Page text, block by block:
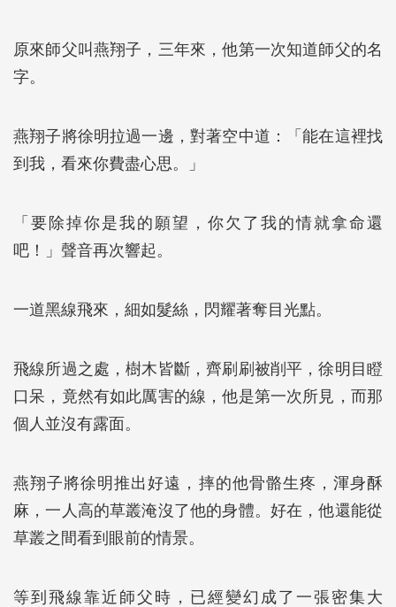
原來師父叫燕翔子，三年來，他第一次知道師父的名
字。
燕翔子將徐明拉過一邊，對著空中道：「能在這裡找
到我，看來你費盡心思。」
「要除掉你是我的願望，你欠了我的情就拿命還
吧！」聲音再次響起。
一道黑線飛來，細如髮絲，閃耀著奪目光點。
飛線所過之處，樹木皆斷，齊刷刷被削平，徐明目瞪
口呆，竟然有如此厲害的線，他是第一次所見，而那
個人並沒有露面。
燕翔子將徐明推出好遠，摔的他骨骼生疼，渾身酥
麻，一人高的草叢淹沒了他的身體。好在，他還能從
草叢之間看到眼前的情景。
等到飛線靠近師父時，已經變幻成了一張密集大